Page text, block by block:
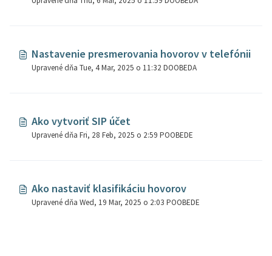
Nastavenie presmerovania hovorov v telefónii
Upravené dňa Tue, 4 Mar, 2025 o 11:32 DOOBEDA
Ako vytvoriť SIP účet
Upravené dňa Fri, 28 Feb, 2025 o 2:59 POOBEDE
Ako nastaviť klasifikáciu hovorov
Upravené dňa Wed, 19 Mar, 2025 o 2:03 POOBEDE